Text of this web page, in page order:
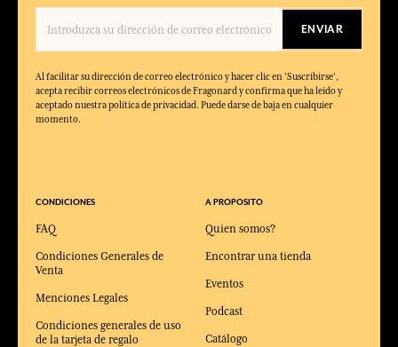
ENVIAR
Al facilitar su dirección de correo electrónico y hacer clic en 'Suscribirse',
acepta recibir correos electrónicos de Fragonard y confirma que ha leído y
aceptado nuestra política de privacidad. Puede darse de baja en cualquier
momento.
CONDICIONES
FAQ
Condiciones Generales de
Venta
Menciones Legales
Condiciones generales de uso
de la tarjeta de regalo
A PROPOSITO
Quien somos?
Encontrar una tienda
Eventos
Podcast
Catálogo